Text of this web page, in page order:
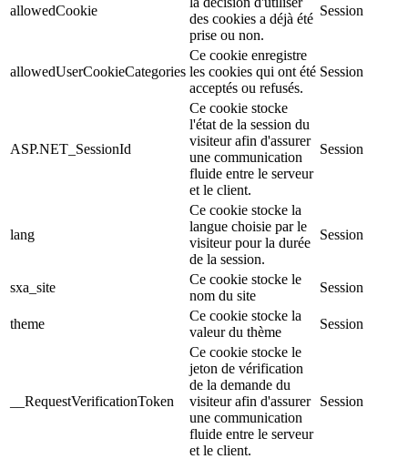
allowedCookie
des cookies a déjà été
prise ou non.
Session
allowedUserCookieCategories
Ce cookie enregistre
les cookies qui ont été
acceptés ou refusés.
Session
ASP.NET_SessionId
Ce cookie stocke
l'état de la session du
visiteur afin d'assurer
une communication
fluide entre le serveur
et le client.
Session
lang
Ce cookie stocke la
langue choisie par le
visiteur pour la durée
de la session.
Session
sxa_site
Ce cookie stocke le
nom du site
Session
theme
Ce cookie stocke la
valeur du thème
Session
__RequestVerificationToken
Ce cookie stocke le
jeton de vérification
de la demande du
visiteur afin d'assurer
une communication
fluide entre le serveur
et le client.
Session